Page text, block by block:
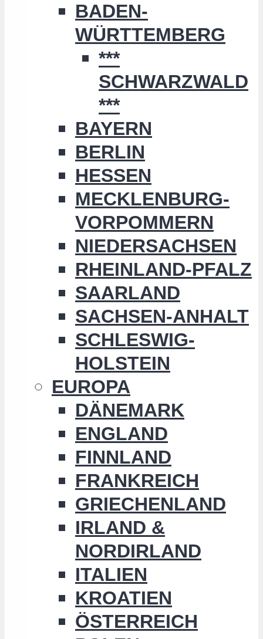
BADEN-
WÜRTTEMBERG
***
SCHWARZWALD
***
BAYERN
BERLIN
HESSEN
MECKLENBURG-
VORPOMMERN
NIEDERSACHSEN
RHEINLAND-PFALZ
SAARLAND
SACHSEN-ANHALT
SCHLESWIG-
HOLSTEIN
EUROPA
DÄNEMARK
ENGLAND
FINNLAND
FRANKREICH
GRIECHENLAND
IRLAND &
NORDIRLAND
ITALIEN
KROATIEN
ÖSTERREICH